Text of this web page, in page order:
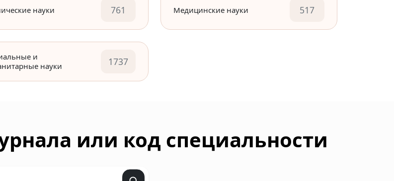
науки 761 Медицинские науки 517
и
науки
1737
или код специальности